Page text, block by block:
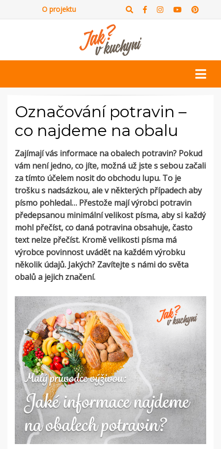
O projektu
Označování potravin –
co najdeme na obalu
Zajímají vás informace na obalech potravin? Pokud
vám není jedno, co jíte, možná už jste s sebou začali
za tímto účelem nosit do obchodu lupu. To je
trošku s nadsázkou, ale v některých případech aby
písmo pohledal… Přestože mají výrobci potravin
předepsanou minimální velikost písma, aby si každý
mohl přečíst, co daná potravina obsahuje, často
text nelze přečíst. Kromě velikosti písma má
výrobce povinnost uvádět na každém výrobku
několik údajů. Jakých? Zavítejte s námi do světa
obalů a jejich značení.